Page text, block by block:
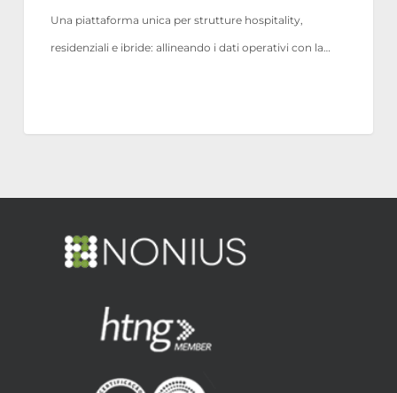
Una piattaforma unica per strutture hospitality,
residenziali e ibride: allineando i dati operativi con la…